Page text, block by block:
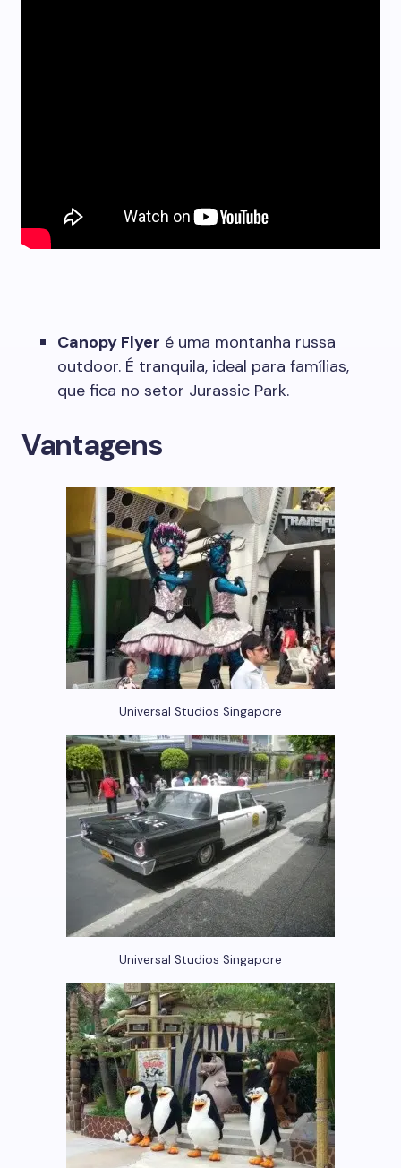
Canopy Flyer é uma montanha russa
outdoor. É tranquila, ideal para famílias,
que fica no setor Jurassic Park.
Vantagens
Universal Studios Singapore
Universal Studios Singapore